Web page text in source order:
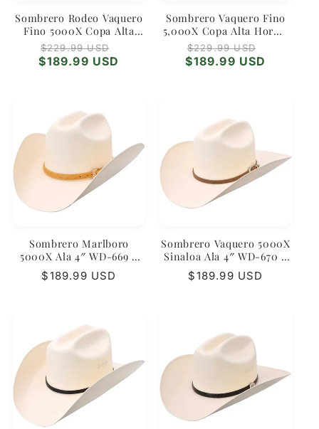
Sombrero Rodeo Vaquero
Fino 5000X Copa Alta
Horma WD-680 – Estilo
Clásico Ranchero
Regular
price
$229.99 USD
$189.99 USD
Sombrero Vaquero Fino
5,000X Copa Alta Horma
Rodeo Ala 4" WD-682
Regular
price
$229.99 USD
$189.99 USD
Sombrero Marlboro
5000X Ala 4″ WD-669 –
Western Clásico
Regular
$189.99 USD
Sombrero Vaquero 5000X
Sinaloa Ala 4″ WD-670 –
Tradición y Orgullo
Regular
$189.99 USD